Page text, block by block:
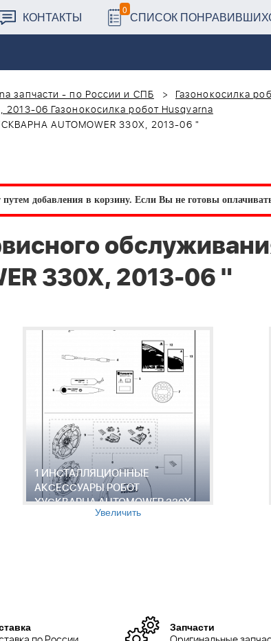
КОНТАКТЫ 0 СПИСОК
запчасти - по России и СПБ
Газонокосилка
2013-06 Газонокосилка робот Husqvarna
AUTOMOWER 330X, 2013-06 "
добавления в корзину. Если Вы не готовы
330X, 2013-06 "
1 ИНСТАЛЛЯЦИОННЫЕ
АКСЕССУАРЫ РОБОТ
ХУСКВАРНА AUTOMOWER 330X,
Увеличить
Запчасти